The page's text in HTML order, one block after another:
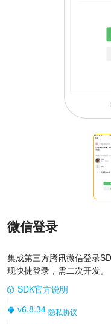
微信登录
集成第三方腾讯微信登录
现快捷登录，需二次开发。
SDK官方说明
v6.8.34 隐私协议